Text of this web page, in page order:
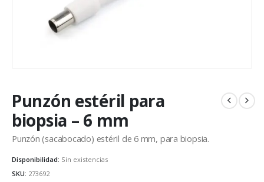
Punzón estéril para
biopsia – 6 mm
Punzón (sacabocado) estéril de 6 mm, para biopsia.
Disponibilidad: Sin existencias
SKU: 273692